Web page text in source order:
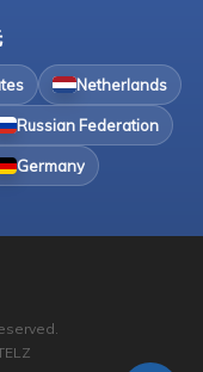
Netherlands
Russian Federation
Germany